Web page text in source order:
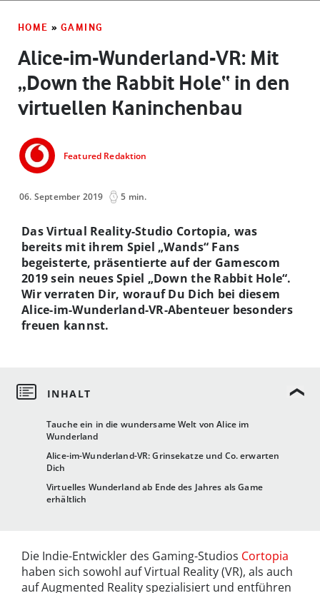
HOME » GAMING
Alice-im-Wunderland-VR: Mit
„Down the Rabbit Hole“ in den
virtuellen Kaninchenbau
Featured Redaktion
06. September 2019 5 min.
Tauche ein in die wundersame Welt von Alice im
Wunderland
Alice-im-Wunderland-VR: Grinsekatze und Co. erwarten
Dich
Virtuelles Wunderland ab Ende des Jahres als Game
erhältlich
Das Virtual Reality-Studio Cortopia, was
bereits mit ihrem Spiel „Wands“ Fans
begeisterte, präsentierte auf der Gamescom
2019 sein neues Spiel „Down the Rabbit Hole“.
Wir verraten Dir, worauf Du Dich bei diesem
Alice-im-Wunderland-VR-Abenteuer besonders
freuen kannst.
Die Indie-Entwickler des Gaming-Studios Cortopia
haben sich sowohl auf Virtual Reality (VR), als auch
auf Augmented Reality spezialisiert und entführen